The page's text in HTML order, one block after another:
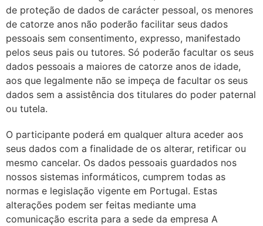
de proteção de dados de carácter pessoal, os menores
de catorze anos não poderão facilitar seus dados
pessoais sem consentimento, expresso, manifestado
pelos seus pais ou tutores. Só poderão facultar os seus
dados pessoais a maiores de catorze anos de idade,
aos que legalmente não se impeça de facultar os seus
dados sem a assistência dos titulares do poder paternal
ou tutela.
O participante poderá em qualquer altura aceder aos
seus dados com a finalidade de os alterar, retificar ou
mesmo cancelar. Os dados pessoais guardados nos
nossos sistemas informáticos, cumprem todas as
normas e legislação vigente em Portugal. Estas
alterações podem ser feitas mediante uma
comunicação escrita para a sede da empresa A